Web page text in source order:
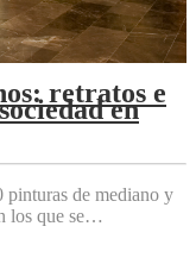
retratos e
en
pinturas de mediano y
los que se…